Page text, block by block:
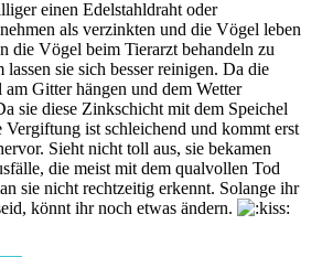
einen Edelstahldraht oder
als verzinkten und die Vögel leben
die Vögel beim Tierarzt behandeln zu
lassen sie sich besser reinigen. Da die
Gitter hängen und dem Wetter
sie diese Zinkschicht mit dem Speichel
Vergiftung ist schleichend und kommt erst
Sieht nicht toll aus, sie bekamen
die meist mit dem qualvollen Tod
sie nicht rechtzeitig erkennt. Solange ihr
könnt ihr noch etwas ändern.